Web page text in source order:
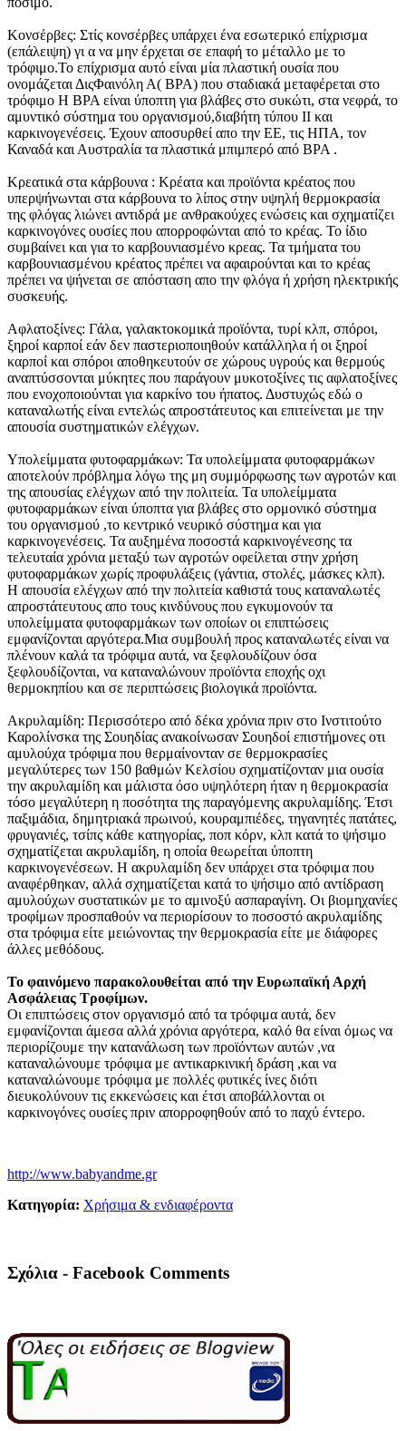
Κονσέρβες: Στίς κονσέρβες υπάρχει ένα εσωτερικό επίχρισμα
(επάλειψη) γι α να μην έρχεται σε επαφή το μέταλλο με το
τρόφιμο.Το επίχρισμα αυτό είναι μία πλαστική ουσία που
ονομάζεται ΔιςΦαινόλη Α( ΒΡΑ) που σταδιακά μεταφέρεται στο
τρόφιμο Η ΒΡΑ είναι ύποπτη για βλάβες στο συκώτι, στα νεφρά, το
αμυντικό σύστημα του οργανισμού,διαβήτη τύπου ΙΙ και
καρκινογενέσεις. Έχουν αποσυρθεί απο την ΕΕ, τις ΗΠΑ, τον
Καναδά και Αυστραλία τα πλαστικά μπιμπερό από ΒΡΑ .
Κρεατικά στα κάρβουνα : Κρέατα και προϊόντα κρέατος που
υπερψήνωνται στα κάρβουνα το λίπος στην υψηλή θερμοκρασία
της φλόγας λιώνει αντιδρά με ανθρακούχες ενώσεις και σχηματίζει
καρκινογόνες ουσίες που απορροφώνται από το κρέας. Το ίδιο
συμβαίνει και για το καρβουνιασμένο κρεας. Τα τμήματα του
καρβουνιασμένου κρέατος πρέπει να αφαιρούνται και το κρέας
πρέπει να ψήνεται σε απόσταση απο την φλόγα ή χρήση ηλεκτρικής
συσκευής.
Αφλατοξίνες: Γάλα, γαλακτοκομικά προϊόντα, τυρί κλπ, σπόροι,
ξηροί καρποί εάν δεν παστεριοποιηθούν κατάλληλα ή οι ξηροί
καρποί και σπόροι αποθηκευτούν σε χώρους υγρούς και θερμούς
αναπτύσσονται μύκητες που παράγουν μυκοτοξίνες τις αφλατοξίνες
που ενοχοποιούνται για καρκίνο του ήπατος. Δυστυχώς εδώ ο
καταναλωτής είναι εντελώς απροστάτευτος και επιτείνεται με την
απουσία συστηματικών ελέγχων.
Υπολείμματα φυτοφαρμάκων: Τα υπολείμματα φυτοφαρμάκων
αποτελούν πρόβλημα λόγω της μη συμμόρφωσης των αγροτών και
της απουσίας ελέγχων από την πολιτεία. Τα υπολείμματα
φυτοφαρμάκων είναι ύποπτα για βλάβες στο ορμονικό σύστημα
του οργανισμού ,το κεντρικό νευρικό σύστημα και για
καρκινογενέσεις. Τα αυξημένα ποσοστά καρκινογένεσης τα
τελευταία χρόνια μεταξύ των αγροτών οφείλεται στην χρήση
φυτοφαρμάκων χωρίς προφυλάξεις (γάντια, στολές, μάσκες κλπ).
Η απουσία ελέγχων από την πολιτεία καθιστά τους καταναλωτές
απροστάτευτους απο τους κινδύνους που εγκυμονούν τα
υπολείμματα φυτοφαρμάκων των οποίων οι επιπτώσεις
εμφανίζονται αργότερα.Μια συμβουλή προς καταναλωτές είναι να
πλένουν καλά τα τρόφιμα αυτά, να ξεφλουδίζουν όσα
ξεφλουδίζονται, να καταναλώνουν προϊόντα εποχής οχι
θερμοκηπίου και σε περιπτώσεις βιολογικά προϊόντα.
Ακρυλαμίδη: Περισσότερο από δέκα χρόνια πριν στο Ινστιτούτο
Καρολίνσκα της Σουηδίας ανακοίνωσαν Σουηδοί επιστήμονες οτι
αμυλούχα τρόφιμα που θερμαίνονταν σε θερμοκρασίες
μεγαλύτερες των 150 βαθμών Κελσίου σχηματίζονταν μια ουσία
την ακρυλαμίδη και μάλιστα όσο υψηλότερη ήταν η θερμοκρασία
τόσο μεγαλύτερη η ποσότητα της παραγόμενης ακρυλαμίδης. Έτσι
παξιμάδια, δημητριακά πρωινού, κουραμπιέδες, τηγανητές πατάτες,
φρυγανιές, τσίπς κάθε κατηγορίας, ποπ κόρν, κλπ κατά το ψήσιμο
σχηματίζεται ακρυλαμίδη, η οποία θεωρείται ύποπτη
καρκινογενέσεων. Η ακρυλαμίδη δεν υπάρχει στα τρόφιμα που
αναφέρθηκαν, αλλά σχηματίζεται κατά το ψήσιμο από αντίδραση
αμυλούχων συστατικών με το αμινοξύ ασπαραγίνη. Οι βιομηχανίες
τροφίμων προσπαθούν να περιορίσουν το ποσοστό ακρυλαμίδης
στα τρόφιμα είτε μειώνοντας την θερμοκρασία είτε με διάφορες
άλλες μεθόδους.
Το φαινόμενο παρακολουθείται από την Ευρωπαϊκή Αρχή
Ασφάλειας Τροφίμων.
Οι επιπτώσεις στον οργανισμό από τα τρόφιμα αυτά, δεν
εμφανίζονται άμεσα αλλά χρόνια αργότερα, καλό θα είναι όμως να
περιορίζουμε την κατανάλωση των προϊόντων αυτών ,να
καταναλώνουμε τρόφιμα με αντικαρκινική δράση ,και να
καταναλώνουμε τρόφιμα με πολλές φυτικές ίνες διότι
διευκολύνουν τις εκκενώσεις και έτσι αποβάλλονται οι
καρκινογόνες ουσίες πριν απορροφηθούν από το παχύ έντερο.
http://www.babyandme.gr
Κατηγορία: Χρήσιμα & ενδιαφέροντα
Σχόλια - Facebook Comments